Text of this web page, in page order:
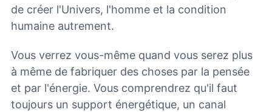
de créer l'Univers, l'homme et la condition
humaine autrement.
Vous verrez vous-même quand vous serez plus
à même de fabriquer des choses par la pensée
et par l'énergie. Vous comprendrez qu'il faut
toujours un support énergétique, un canal